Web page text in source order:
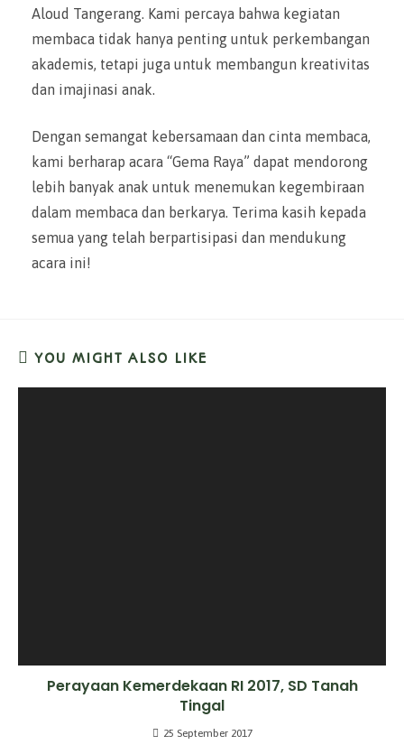
Aloud Tangerang. Kami percaya bahwa kegiatan
membaca tidak hanya penting untuk perkembangan
akademis, tetapi juga untuk membangun kreativitas
dan imajinasi anak.
Dengan semangat kebersamaan dan cinta membaca,
kami berharap acara “Gema Raya” dapat mendorong
lebih banyak anak untuk menemukan kegembiraan
dalam membaca dan berkarya. Terima kasih kepada
semua yang telah berpartisipasi dan mendukung
acara ini!
YOU MIGHT ALSO LIKE
Perayaan Kemerdekaan RI 2017, SD Tanah
Tingal
25 September 2017